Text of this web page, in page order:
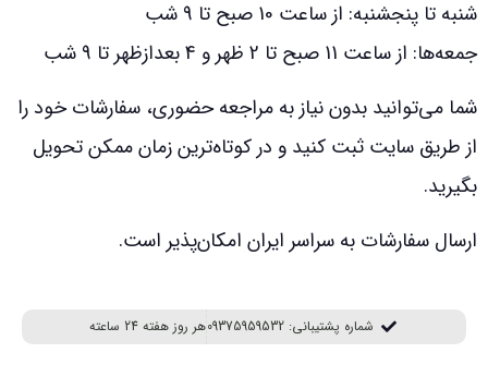
شنبه تا پنجشنبه: از ساعت 10 صبح تا 9 شب
جمعه‌ها: از ساعت 11 صبح تا 2 ظهر و 4 بعدازظهر تا 9 شب
شما می‌توانید بدون نیاز به مراجعه حضوری، سفارشات خود را
از طریق سایت ثبت کنید و در کوتاه‌ترین زمان ممکن تحویل
بگیرید.
ارسال سفارشات به سراسر ایران امکان‌پذیر است.
شماره پشتیبانی: 09375959532 هر روز هفته 24 ساعته